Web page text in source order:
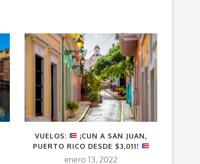
VUELOS:
¡CUN A SAN JUAN,
PUERTO RICO DESDE $3,011!
enero 13, 2022